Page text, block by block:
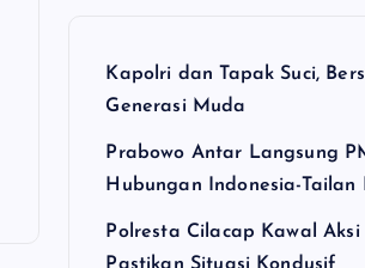
Kapolri dan Tapak Suci,
Generasi Muda
Prabowo Antar Langsung
Hubungan Indonesia-
Polresta Cilacap Kawal Aksi